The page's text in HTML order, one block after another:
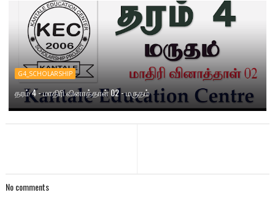
G4_SCHOLARSHIP
தரம் 4 - மாதிரி வினாத்தாள் 02 - மருதம்
No comments